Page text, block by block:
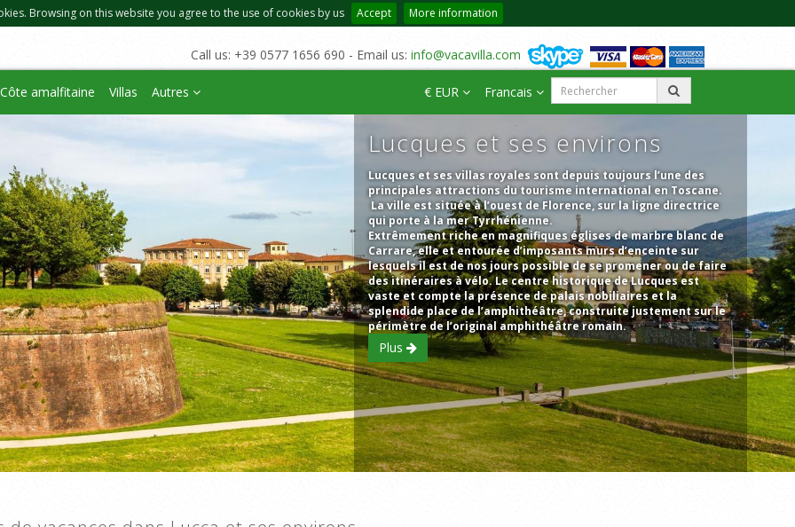
Browsing on this website you agree to the use of cookies by us Accept More information
Call us: +39 0577 1656 690 - Email us: info@vacavilla.com
Côte amalfitaine Villas Autres € EUR Francais
Lucques et ses environs
Lucques et ses villas royales sont depuis toujours l’une des
principales attractions du tourisme international en Toscane.
La ville est située à l’ouest de Florence, sur la ligne directrice
qui porte à la mer Tyrrhénienne.
Extrêmement riche en magnifiques églises de marbre blanc de
Carrare, elle et entourée d’imposants murs d’enceinte sur
lesquels il est de nos jours possible de se promener ou de faire
des itinéraires à vélo. Le centre historique de Lucques est
vaste et compte la présence de palais nobiliaires et la
splendide place de l’amphithéâtre, construite justement sur le
périmètre de l’original amphithéâtre romain.
Plus